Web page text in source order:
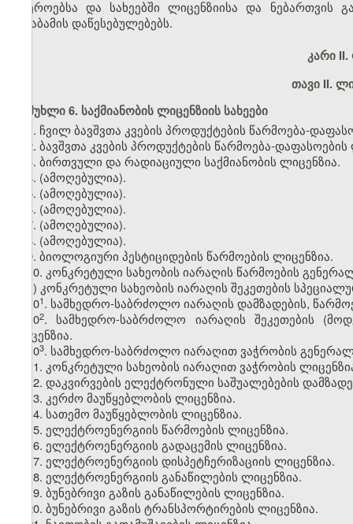
სფეროებსა და სახეებში ლიცენზიისა და ნებართვის
შესაბამის დაწესებულებებს.
კარი II.
თავი II.
მუხლი 6. საქმიანობის ლიცენზიის სახეები
1. ჩვილ ბავშვთა კვების პროდუქტების წარმოება-
2. ბავშვთა კვების პროდუქტების წარმოება-
3. ბირთვული და რადიაციული საქმიანობის ლიცენზია.
4. (ამოღებულია).
5. (ამოღებულია).
6. (ამოღებულია).
7. (ამოღებულია).
8. (ამოღებულია).
9. ბიოლოგიური პესტიციდების წარმოების ლიცენზია.
10. კონკრეტული სახეობის იარაღის წარმოების
ა) კონკრეტული სახეობის იარაღის შეკეთების
10​1. სამხედრო-საბრძოლო იარაღის დამზადების,
10​2. სამხედრო-საბრძოლო იარაღის შეკეთების
ლიცენზია.
10​3. სამხედრო-საბრძოლო იარაღით ვაჭრობის
11. კონკრეტული სახეობის იარაღით ვაჭრობის
12. დაკვირვების ელექტრონული საშუალებების
13. კერძო მაუწყებლობის ლიცენზია.
14. სათემო მაუწყებლობის ლიცენზია.
15. ელექტროენერგიის წარმოების ლიცენზია.
16. ელექტროენერგიის გადაცემის ლიცენზია.
17. ელექტროენერგიის დისპეტჩერიზაციის ლიცენზია.
18. ელექტროენერგიის განაწილების ლიცენზია.
19. ბუნებრივი გაზის განაწილების ლიცენზია.
20. ბუნებრივი გაზის ტრანსპორტირების ლიცენზია.